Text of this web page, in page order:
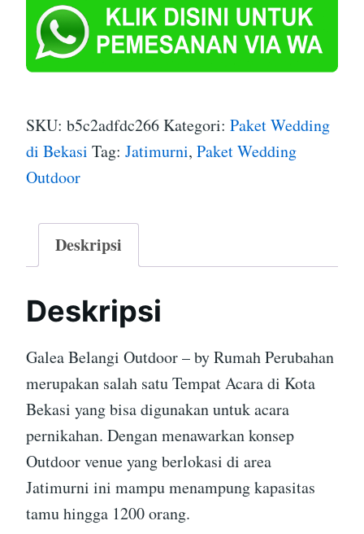
SKU: b5c2adfdc266Kategori: Paket Wedding
di Bekasi Tag: Jatimurni, Paket Wedding
Outdoor
Deskripsi
Deskripsi
Galea Belangi Outdoor – by Rumah Perubahan
merupakan salah satu Tempat Acara di Kota
Bekasi yang bisa digunakan untuk acara
pernikahan. Dengan menawarkan konsep
Outdoor venue yang berlokasi di area
Jatimurni ini mampu menampung kapasitas
tamu hingga 1200 orang.